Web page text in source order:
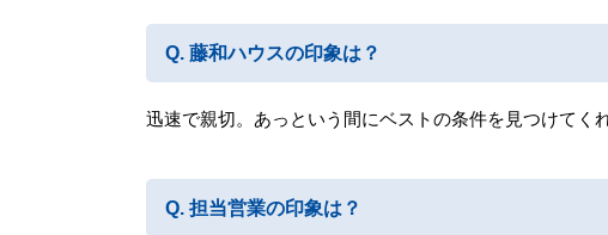
藤和ハウスの印象は？
迅速で親切。あっという間にベストの条件を見つけてく
担当営業の印象は？